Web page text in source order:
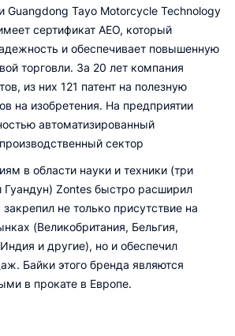
Guangdong Tayo Motorcycle Technology
сертификат AEO, который
и обеспечивает повышенную
торговли. За 20 лет компания
из них 121 патент на полезную
на изобретения. На предприятии
автоматизированный
сектор
в области науки и техники (три
Гуандун) Zontes быстро расширил
не только присутствие на
(Великобритания, Бельгия,
и другие), но и обеспечил
Байки этого бренда являются
в прокате в Европе.